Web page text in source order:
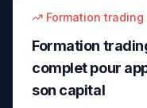
Formation trading
Formation
complet pour
son capital